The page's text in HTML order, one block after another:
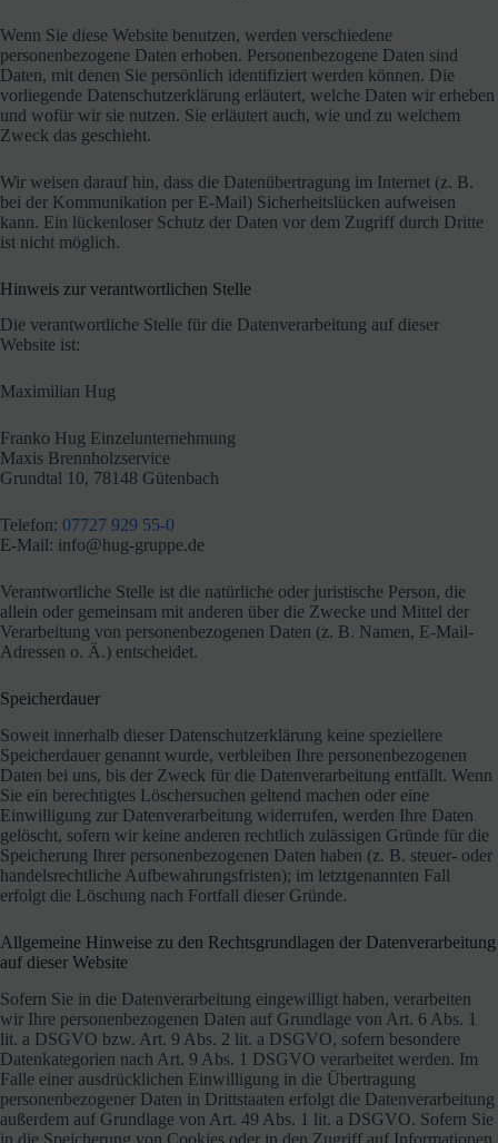
Wenn Sie diese Website benutzen, werden verschiedene
personenbezogene Daten erhoben. Personenbezogene Daten sind
Daten, mit denen Sie persönlich identifiziert werden können. Die
vorliegende Datenschutzerklärung erläutert, welche Daten wir erheben
und wofür wir sie nutzen. Sie erläutert auch, wie und zu welchem
Zweck das geschieht.
Wir weisen darauf hin, dass die Datenübertragung im Internet (z. B.
bei der Kommunikation per E-Mail) Sicherheitslücken aufweisen
kann. Ein lückenloser Schutz der Daten vor dem Zugriff durch Dritte
ist nicht möglich.
Hinweis zur verantwortlichen Stelle
Die verantwortliche Stelle für die Datenverarbeitung auf dieser
Website ist:
Maximilian Hug
Franko Hug Einzelunternehmung
Maxis Brennholzservice
Grundtal 10, 78148 Gütenbach
Telefon: 07727 929 55-0
E-Mail: info@hug-gruppe.de
Verantwortliche Stelle ist die natürliche oder juristische Person, die
allein oder gemeinsam mit anderen über die Zwecke und Mittel der
Verarbeitung von personenbezogenen Daten (z. B. Namen, E-Mail-
Adressen o. Ä.) entscheidet.
Speicherdauer
Soweit innerhalb dieser Datenschutzerklärung keine speziellere
Speicherdauer genannt wurde, verbleiben Ihre personenbezogenen
Daten bei uns, bis der Zweck für die Datenverarbeitung entfällt. Wenn
Sie ein berechtigtes Löschersuchen geltend machen oder eine
Einwilligung zur Datenverarbeitung widerrufen, werden Ihre Daten
gelöscht, sofern wir keine anderen rechtlich zulässigen Gründe für die
Speicherung Ihrer personenbezogenen Daten haben (z. B. steuer- oder
handelsrechtliche Aufbewahrungsfristen); im letztgenannten Fall
erfolgt die Löschung nach Fortfall dieser Gründe.
Allgemeine Hinweise zu den Rechtsgrundlagen der Datenverarbeitung
auf dieser Website
Sofern Sie in die Datenverarbeitung eingewilligt haben, verarbeiten
wir Ihre personenbezogenen Daten auf Grundlage von Art. 6 Abs. 1
lit. a DSGVO bzw. Art. 9 Abs. 2 lit. a DSGVO, sofern besondere
Datenkategorien nach Art. 9 Abs. 1 DSGVO verarbeitet werden. Im
Falle einer ausdrücklichen Einwilligung in die Übertragung
personenbezogener Daten in Drittstaaten erfolgt die Datenverarbeitung
außerdem auf Grundlage von Art. 49 Abs. 1 lit. a DSGVO. Sofern Sie
in die Speicherung von Cookies oder in den Zugriff auf Informationen